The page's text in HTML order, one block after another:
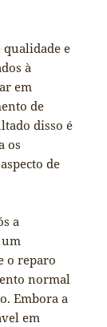
qualidade e
à
em
de
disso é
os
de
a
o reparo
normal
Embora a
em